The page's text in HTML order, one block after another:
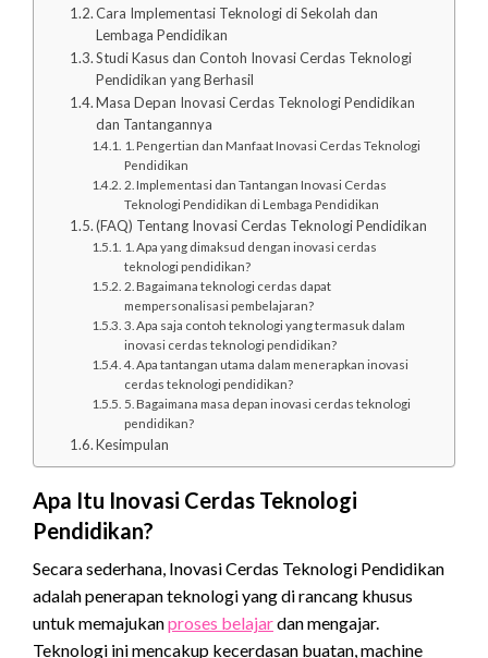
Cara Implementasi Teknologi di Sekolah dan
Lembaga Pendidikan
Studi Kasus dan Contoh Inovasi Cerdas Teknologi
Pendidikan yang Berhasil
Masa Depan Inovasi Cerdas Teknologi Pendidikan
dan Tantangannya
1. Pengertian dan Manfaat Inovasi Cerdas Teknologi
Pendidikan
2. Implementasi dan Tantangan Inovasi Cerdas
Teknologi Pendidikan di Lembaga Pendidikan
(FAQ) Tentang Inovasi Cerdas Teknologi Pendidikan
1. Apa yang dimaksud dengan inovasi cerdas
teknologi pendidikan?
2. Bagaimana teknologi cerdas dapat
mempersonalisasi pembelajaran?
3. Apa saja contoh teknologi yang termasuk dalam
inovasi cerdas teknologi pendidikan?
4. Apa tantangan utama dalam menerapkan inovasi
cerdas teknologi pendidikan?
5. Bagaimana masa depan inovasi cerdas teknologi
pendidikan?
Kesimpulan
Apa Itu Inovasi Cerdas Teknologi
Pendidikan?
Secara sederhana, Inovasi Cerdas Teknologi Pendidikan
adalah penerapan teknologi yang di rancang khusus
untuk memajukanproses belajardan mengajar.
Teknologi ini mencakup kecerdasan buatan, machine